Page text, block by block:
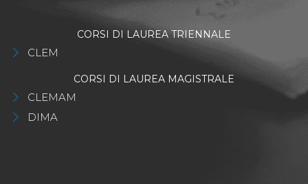
CORSI DI LAUREA TRIENNALE
CLEM
CORSI DI LAUREA MAGISTRALE
CLEMAM
DIMA